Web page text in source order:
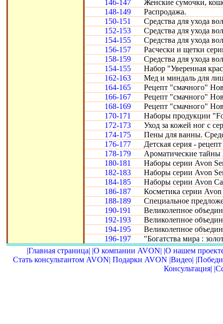
146-147
Женские сумочки,
148-149
Распродажа.
150-151
Средства для ухода
152-153
Средства для ухода
154-155
Средства для ухода
156-157
Расчески и щетки
158-159
Средства для ухода
154-155
Набор "Уверенная
162-163
Мед и миндаль для
164-165
Рецепт "смачного"
166-167
Рецепт "смачного"
168-169
Рецепт "смачного"
170-171
Наборы продукции
172-173
Уход за кожей ног с
174-175
Пены для ванны.
176-177
Детская серия -
178-179
Ароматические тайны
180-181
Наборы серии Avon
182-183
Наборы серии Avon
184-185
Наборы серии Avon
186-187
Косметика серии Avon
188-189
Специальное
190-191
Великолепное
192-193
Великолепное
194-195
Великолепное
196-197
"Богатства мира :
|Главная страница| |О компании AVON| |О нашем
Стать консультантом AVON| Подарки AVON |Видео|
Консультация|